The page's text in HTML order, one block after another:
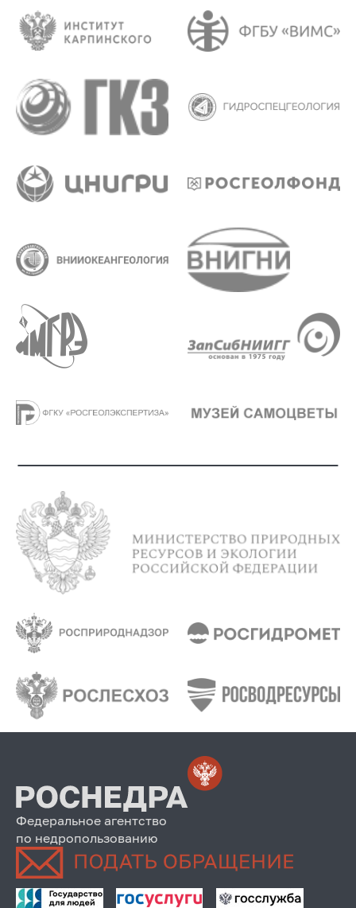
Федеральное агентство
по недропользованию